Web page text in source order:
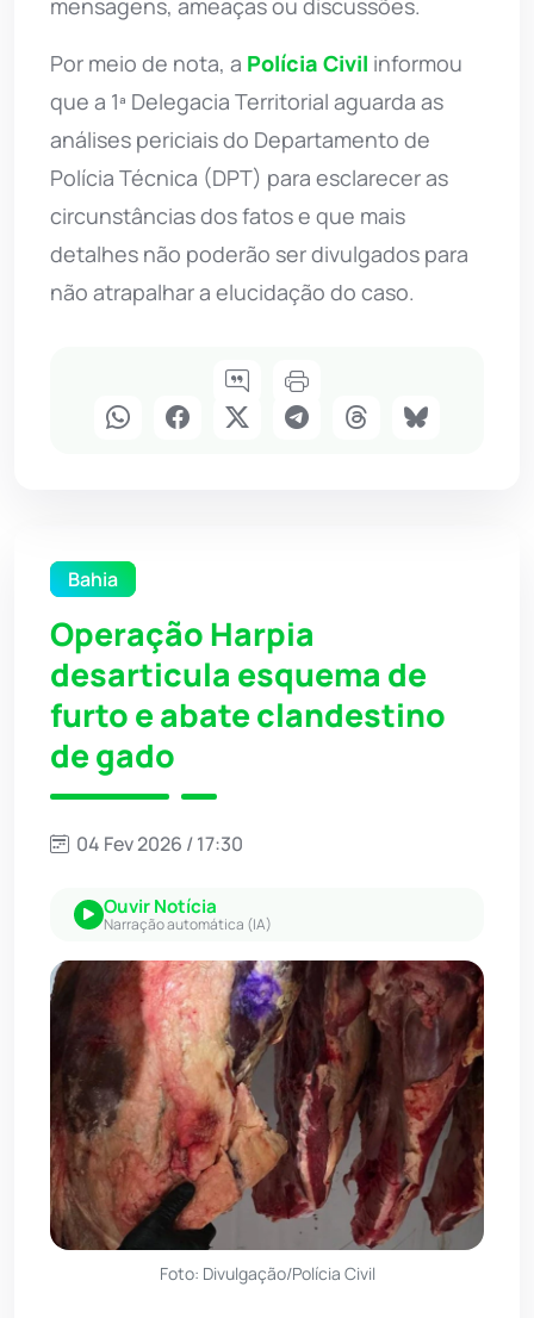
mensagens, ameaças ou discussões.
Por meio de nota, a Polícia Civil informou
que a 1ª Delegacia Territorial aguarda as
análises periciais do Departamento de
Polícia Técnica (DPT) para esclarecer as
circunstâncias dos fatos e que mais
detalhes não poderão ser divulgados para
não atrapalhar a elucidação do caso.
Bahia
Operação Harpia
desarticula esquema de
furto e abate clandestino
de gado
04 Fev 2026 / 17:30
Ouvir Notícia
Narração automática (IA)
Foto: Divulgação/Polícia Civil